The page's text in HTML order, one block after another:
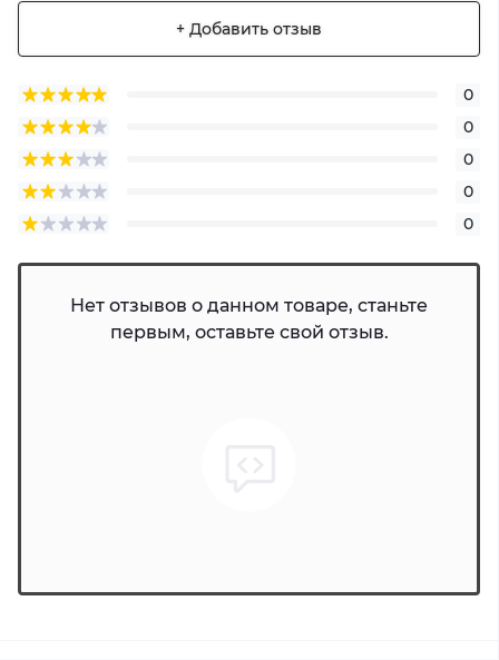
+ Добавить отзыв
0
0
0
0
0
Нет отзывов о данном товаре, станьте
первым, оставьте свой отзыв.